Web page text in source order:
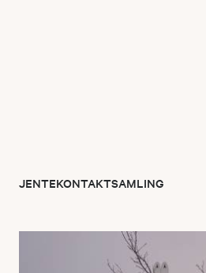
JENTEKONTAKTSAMLING